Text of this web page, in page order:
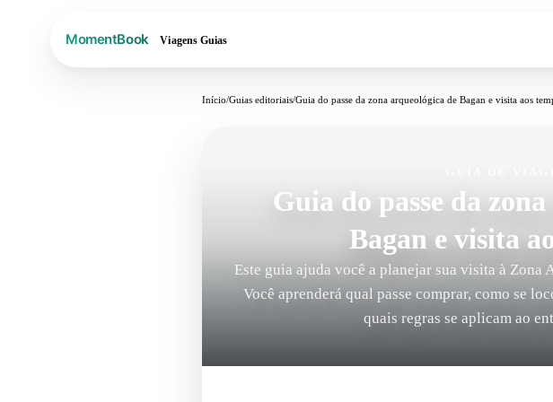
Viagens Guias
Início/Guias editoriais/Guia do passe da zona arqueológica de Bagan e visita aos
Guia do passe da
Bagan e visita
Este guia ajuda você a planejar sua visita à Zona
Você aprenderá qual passe comprar, como se
quais regras se aplicam ao